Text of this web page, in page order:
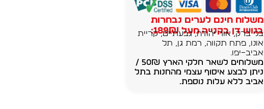
משלוח חינם לערים נבחרות
בגוש דן בקנייה מעל 189₪:
בני ברק, אור יהודה, גבעתיים, קריית
אונו, פתח תקווה, רמת גן, תל
אביב–יפו.
משלוחים לשאר חלקי הארץ 50₪ /
ניתן לבצע איסוף עצמי מהחנות בתל
אביב ללא עלות נוספת.